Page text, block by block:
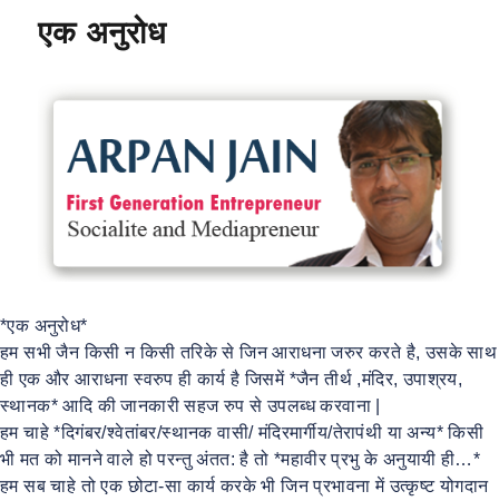
o
k
p
एक अनुरोध
*एक अनुरोध*
हम सभी जैन किसी न किसी तरिके से जिन आराधना जरुर करते है, उसके साथ
ही एक और आराधना स्वरुप ही कार्य है जिसमें *जैन तीर्थ ,मंदिर, उपाश्रय,
स्थानक* आदि की जानकारी सहज रुप से उपलब्ध करवाना |
हम चाहे *दिगंबर/श्वेतांबर/स्थानक वासी/ मंदिरमार्गीय/तेरापंथी या अन्य* किसी
भी मत को मानने वाले हो परन्तु अंतत: है तो *महावीर प्रभु के अनुयायी ही…*
हम सब चाहे तो एक छोटा-सा कार्य करके भी जिन प्रभावना में उत्कृष्ट योगदान